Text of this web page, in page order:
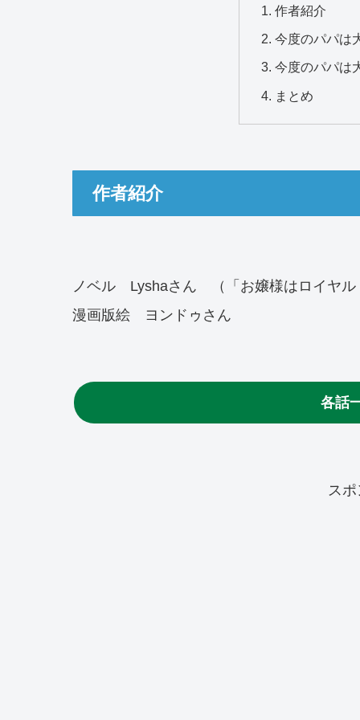
作者紹介
今度のパパは
今度のパパは
まとめ
作者紹介
ノベル Lyshaさん （「お嬢様はロイヤル
漫画版絵 ヨンドゥさん
各話
ス